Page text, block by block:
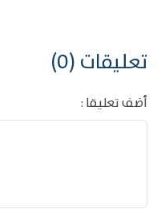
تعليقات (0)
أضف تعليقا :